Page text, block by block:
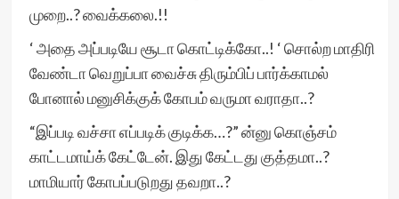
முறை..? வைக்கலை.!!
‘ அதை அப்படியே சூடா கொட்டிக்கோ..! ‘ சொல்ற மாதிரி
வேண்டா வெறுப்பா வைச்சு திரும்பிப் பார்க்காமல்
போனால் மனுசிக்குக் கோபம் வருமா வராதா..?
“இப்படி வச்சா எப்படிக் குடிக்க…?” ன்னு கொஞ்சம்
காட்டமாய்க் கேட்டேன். இது கேட்டது குத்தமா..?
மாமியார் கோபப்படுறது தவறா..?